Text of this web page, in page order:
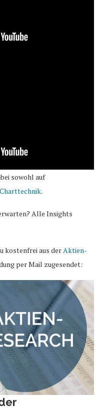
sowohl auf
Charttechnik.
Alle Insights
kostenfrei aus der Aktien-
per Mail zugesendet: